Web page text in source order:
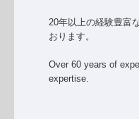
20年以上の経験豊富
おります。
Over 60 years of
expertise.